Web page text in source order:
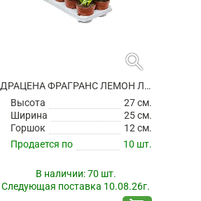
search
ДРАЦЕНА ФРАГРАНС ЛЕМОН ЛАЙМ
Высота
27 см.
Ширина
25 см.
Горшок
12 см.
Продается по
10 шт.
В наличии:70 шт.
Следующая поставка 10.08.26г.